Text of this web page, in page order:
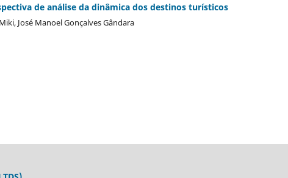
de análise da dinâmica dos destinos turísticos
José Manoel Gonçalves Gândara